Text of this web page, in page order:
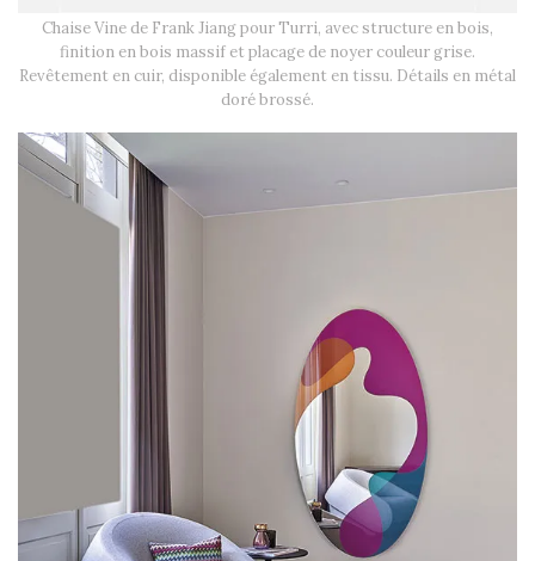
Chaise Vine de Frank Jiang pour Turri, avec structure en bois,
finition en bois massif et placage de noyer couleur grise.
Revêtement en cuir, disponible également en tissu. Détails en métal
doré brossé.